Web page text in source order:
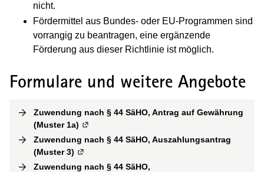
nicht.
Fördermittel aus Bundes- oder EU-Programmen sind
vorrangig zu beantragen, eine ergänzende
Förderung aus dieser Richtlinie ist möglich.
Formulare und weitere Angebote
Zuwendung nach § 44 SäHO, Antrag auf Gewährung
(Muster 1a) Externe Verlinkung
Zuwendung nach § 44 SäHO, Auszahlungsantrag
(Muster 3) Externe Verlinkung
Zuwendung nach § 44 SäHO,